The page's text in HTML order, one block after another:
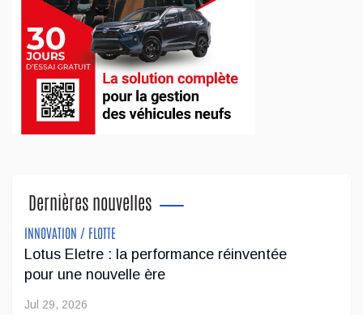
Dernières nouvelles
INNOVATION / FLOTTE
Lotus Eletre : la performance réinventée
pour une nouvelle ère
Jul 29, 2026